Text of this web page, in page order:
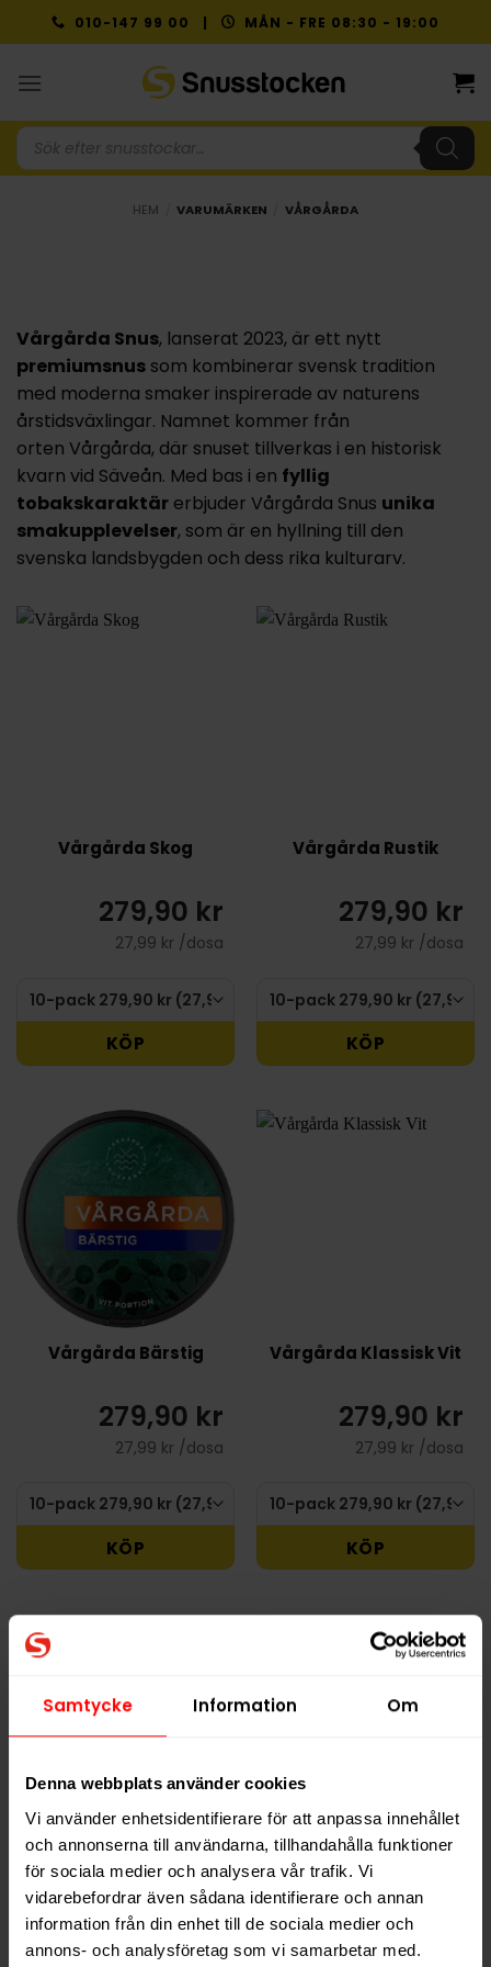
Samtycke Information Om
Denna webbplats använder cookies
Vi använder enhetsidentifierare för att anpassa innehållet
och annonserna till användarna, tillhandahålla funktioner
för sociala medier och analysera vår trafik. Vi
vidarebefordrar även sådana identifierare och annan
information från din enhet till de sociala medier och
annons- och analysföretag som vi samarbetar med.
to
010-147 99 00 | MÅN - FRE 08:30 - 19:00
Produktsökning
HEM VARUMÄRKEN VÅRGÅRDA
Vårgårda Snus, lanserat 2023, är ett nytt
premiumsnus som kombinerar svensk tradition
med moderna smaker inspirerade av naturens
årstidsväxlingar. Namnet kommer från
orten Vårgårda, där snuset tillverkas i en historisk
kvarn vid Säveån. Med bas i en fyllig
tobakskaraktär erbjuder Vårgårda Snus unika
smakupplevelser, som är en hyllning till den
svenska landsbygden och dess rika kulturarv.
Vårgårda Skog
279,90 kr
27,99 kr /dosa
KÖP
Vårgårda Rustik
279,90 kr
27,99 kr /dosa
KÖP
Vårgårda Bärstig
279,90 kr
27,99 kr /dosa
KÖP
Vårgårda Klassisk Vit
279,90 kr
27,99 kr /dosa
KÖP
Vårgårda Bär
Slut i lager
Vårgårda Skog Stark
Slut i lager